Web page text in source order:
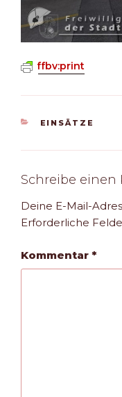
ffbv:print
KATEGORIEN
EINSÄTZE
Schreibe
Deine E-Mail-
Erforderliche
Kommentar *